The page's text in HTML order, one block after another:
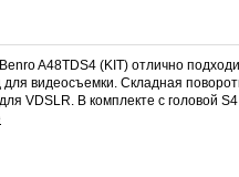
A48TDS4 (KIT) отлично
видеосъемки. Складная
VDSLR. В комплекте с головой S4